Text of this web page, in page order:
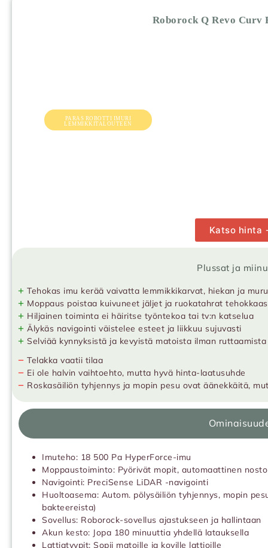
Roborock Q Revo
PARAS ROBOTTI IMURI
LEMMIKKITALOUTEEN
Katso hinta
Plussat ja
+ Tehokas imu kerää vaivatta lemmikkikarvat, hiekan ja
+ Moppaus poistaa kuivuneet jäljet ja ruokatahrat
+ Hiljainen toiminta ei häiritse työntekoa tai tv:n katselua
+ Älykäs navigointi väistelee esteet ja liikkuu sujuvasti
+ Selviää kynnyksistä ja kevyistä matoista ilman ruttaamista
− Telakka vaatii tilaa
− Ei ole halvin vaihtoehto, mutta hyvä hinta-laatusuhde
− Roskasäiliön tyhjennys ja mopin pesu ovat äänekkäitä,
Imuteho: 18 500 Pa HyperForce-imu
Moppaustoiminto: Pyörivät mopit, automaattinen
Navigointi: PreciSense LiDAR -navigointi
Huoltoasema: Autom. pölysäiliön tyhjennys, mopin
bakteereista)
Sovellus: Roborock-sovellus ajastukseen ja hallintaan
Akun kesto: Jopa 180 minuuttia yhdellä latauksella
Lattiatyypit: Sopii matoille ja koville lattioille